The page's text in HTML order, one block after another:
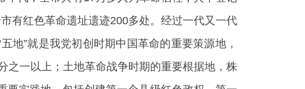
有红色革命遗址遗迹200多处。经过一代又一代
地”就是我党初创时期中国革命的重要策源地，
之一以上；土地革命战争时期的重要根据地，株